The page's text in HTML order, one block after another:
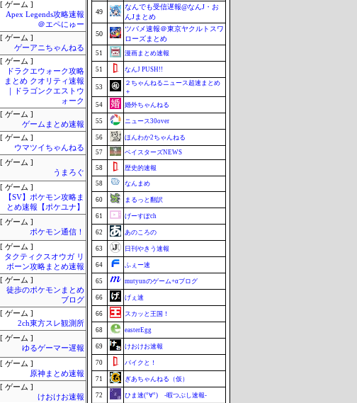
[ ゲーム ]
Apex Legends攻略速報
＠エペにゅー
[ ゲーム ]
ゲーアニちゃんねる
[ ゲーム ]
ドラクエウォーク攻略
まとめ クオリティ速報
｜ドラゴンクエストウ
ォーク
[ ゲーム ]
ゲームまとめ速報
[ ゲーム ]
ウマツイちゃんねる
[ ゲーム ]
うまろぐ
[ ゲーム ]
【SV】ポケモン攻略ま
とめ速報【ポケユナ】
[ ゲーム ]
ポケモン通信！
[ ゲーム ]
タクティクスオウガ リ
ボーン攻略まとめ速報
[ ゲーム ]
徒歩のポケモンまとめ
ブログ
[ ゲーム ]
2ch東方スレ観測所
[ ゲーム ]
ゆるゲーマー遅報
[ ゲーム ]
原神まとめ速報
[ ゲーム ]
けおけお速報
49
なんでも受信遅報@なんJ・お
んJまとめ
50
ツバメ速報＠東京ヤクルトスワ
ローズまとめ
51 漫画まとめ速報
51 なんJ PUSH!!
53
２ちゃんねるニュース超速まとめ
＋
54
婚外ちゃんねる
55 ニュース30over
56 ほんわか2ちゃんねる
57 ベイスターズNEWS
58 歴史的速報
58 なんまめ
60 まるっと翻訳
61 げーすぽch
62 あのころの
63 日刊やきう速報
64 ふぇー速
65 mutyunのゲーム+αブログ
66 げぇ速
66 スカッと王国！
68 easterEgg
69 けおけお速報
70 バイクと！
71 ぎあちゃんねる（仮）
72 ひま速(°∀°) -暇つぶし速報-